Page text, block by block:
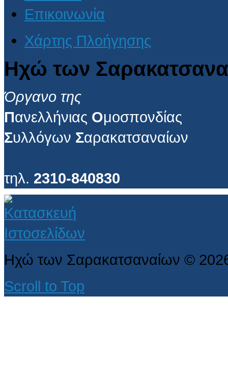
Επικοινωνία
Χάρτης Πλοήγησης
Ηχώ των
Όργανο της
Πανελλήνιας Ομοσπονδίας
Συλλόγων Σαρακατσαναίων
τηλ. 2310-840830
Ηχώ των Σαρακατσαναίων ©
Scroll to Top